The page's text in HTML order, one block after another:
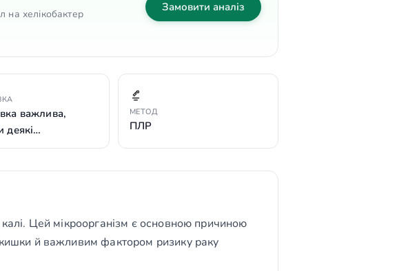
на хелікобактер
Замовити аналіз
важлива,
деякі…
МЕТОД
ПЛР
Цей мікроорганізм є основною причиною
кишки й важливим фактором ризику раку